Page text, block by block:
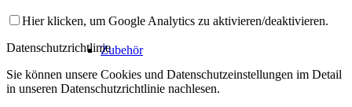
Zubehör
Hier klicken, um Google Analytics zu aktivieren/deaktivieren.
Datenschutzrichtlinie
Sie können unsere Cookies und Datenschutzeinstellungen im Detail
in unseren Datenschutzrichtlinie nachlesen.